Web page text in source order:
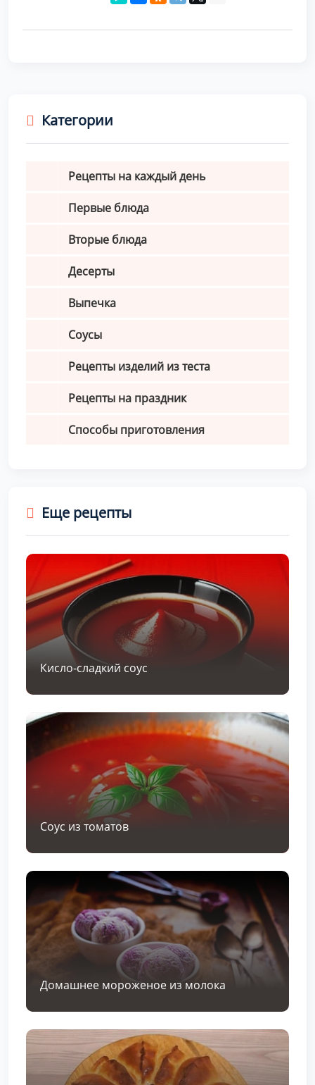
Категории
Рецепты на каждый день
Первые блюда
Вторые блюда
Десерты
Выпечка
Соусы
Рецепты изделий из теста
Рецепты на праздник
Способы приготовления
Еще рецепты
Кисло-сладкий соус
Соус из томатов
Домашнее мороженое из молока